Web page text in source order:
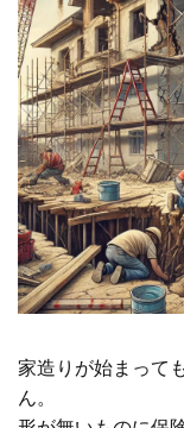
家造りが始まっ
ん。